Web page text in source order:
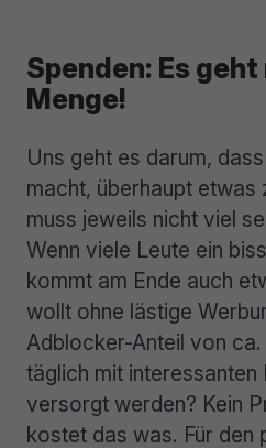
Spenden: Es
Menge!
Uns geht es darum,
macht, überhaupt etwas
muss jeweils nicht viel
Wenn viele Leute ein
kommt am Ende auch
wollt ohne lästige
Adblocker-Anteil von
täglich mit
versorgt werden? Kein
kostet das was. Für den